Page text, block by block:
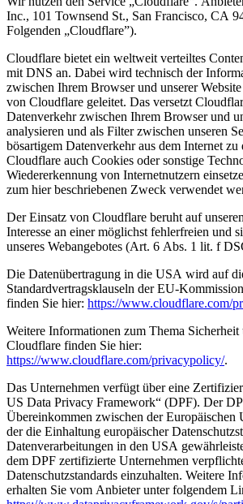
Inc., 101 Townsend St., San Francisco, CA
Folgenden „Cloudflare”).
Cloudflare bietet ein weltweit verteiltes
mit DNS an. Dabei wird technisch der
zwischen Ihrem Browser und unserer
von Cloudflare geleitet. Das versetzt
Datenverkehr zwischen Ihrem Browser und
analysieren und als Filter zwischen unseren
bösartigem Datenverkehr aus dem Internet
Cloudflare auch Cookies oder sonstige
Wiedererkennung von Internetnutzern
zum hier beschriebenen Zweck verwendet
Der Einsatz von Cloudflare beruht auf
Interesse an einer möglichst fehlerfreien und
unseres Webangebotes (Art. 6 Abs. 1 lit. f
Die Datenübertragung in die USA wird auf
Standardvertragsklauseln der EU-
finden Sie hier: https://www.cloudflare.com/
Weitere Informationen zum Thema Sicherheit
Cloudflare finden Sie hier:
https://www.cloudflare.com/privacypolicy/.
Das Unternehmen verfügt über eine
US Data Privacy Framework“ (DPF). Der
Übereinkommen zwischen der
der die Einhaltung europäischer
Datenverarbeitungen in den USA
dem DPF zertifizierte Unternehmen
Datenschutzstandards einzuhalten. Weitere
erhalten Sie vom Anbieter unter folgendem